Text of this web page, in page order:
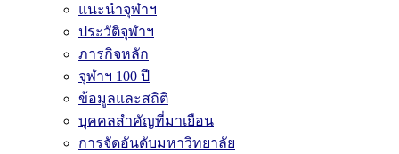
แนะนำจุฬาฯ
ประวัติจุฬาฯ
ภารกิจหลัก
จุฬาฯ 100 ปี
ข้อมูลและสถิติ
บุคคลสำคัญที่มาเยือน
การจัดอันดับมหาวิทยาลัย